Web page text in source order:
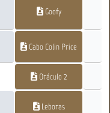
Goofy
Cabo Colin Price
Oráculo 2
Leboras